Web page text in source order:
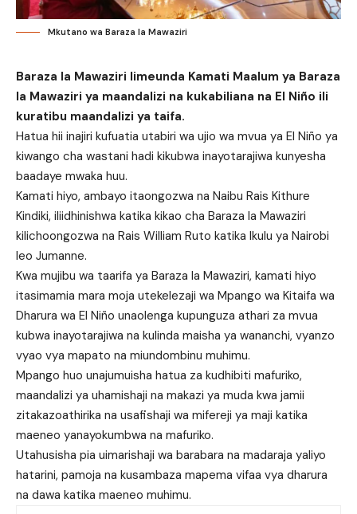
Mkutano wa Baraza la Mawaziri
Baraza la Mawaziri limeunda Kamati Maalum ya Baraza
la Mawaziri ya maandalizi na kukabiliana na El Niño ili
kuratibu maandalizi ya taifa.
Hatua hii inajiri kufuatia utabiri wa ujio wa mvua ya El Niño ya
kiwango cha wastani hadi kikubwa inayotarajiwa kunyesha
baadaye mwaka huu.
Kamati hiyo, ambayo itaongozwa na Naibu Rais Kithure
Kindiki, iliidhinishwa katika kikao cha Baraza la Mawaziri
kilichoongozwa na Rais William Ruto katika Ikulu ya Nairobi
leo Jumanne.
Kwa mujibu wa taarifa ya Baraza la Mawaziri, kamati hiyo
itasimamia mara moja utekelezaji wa Mpango wa Kitaifa wa
Dharura wa El Niño unaolenga kupunguza athari za mvua
kubwa inayotarajiwa na kulinda maisha ya wananchi, vyanzo
vyao vya mapato na miundombinu muhimu.
Mpango huo unajumuisha hatua za kudhibiti mafuriko,
maandalizi ya uhamishaji na makazi ya muda kwa jamii
zitakazoathirika na usafishaji wa mifereji ya maji katika
maeneo yanayokumbwa na mafuriko.
Utahusisha pia uimarishaji wa barabara na madaraja yaliyo
hatarini, pamoja na kusambaza mapema vifaa vya dharura
na dawa katika maeneo muhimu.